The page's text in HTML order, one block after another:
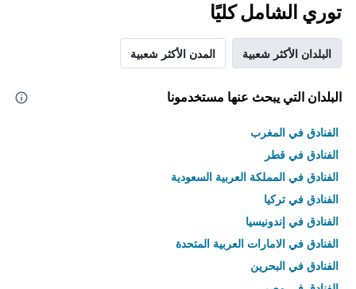
توري الشامل كليًا
البلدان الأكثر شعبية المدن الأكثر شعبية
البلدان التي يبحث عنها مستخدمونا
الفنادق في المغرب
الفنادق في قطر
الفنادق في المملكة العربية السعودية
الفنادق في تركيا
الفنادق في إندونيسيا
الفنادق في الامارات العربية المتحدة
الفنادق في البحرين